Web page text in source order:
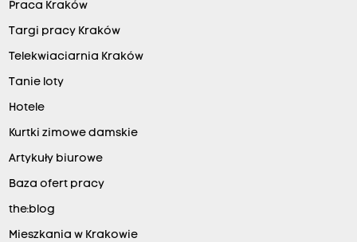
Praca Kraków
Targi pracy Kraków
Telekwiaciarnia Kraków
Tanie loty
Hotele
Kurtki zimowe damskie
Artykuły biurowe
Baza ofert pracy
the:blog
Mieszkania w Krakowie